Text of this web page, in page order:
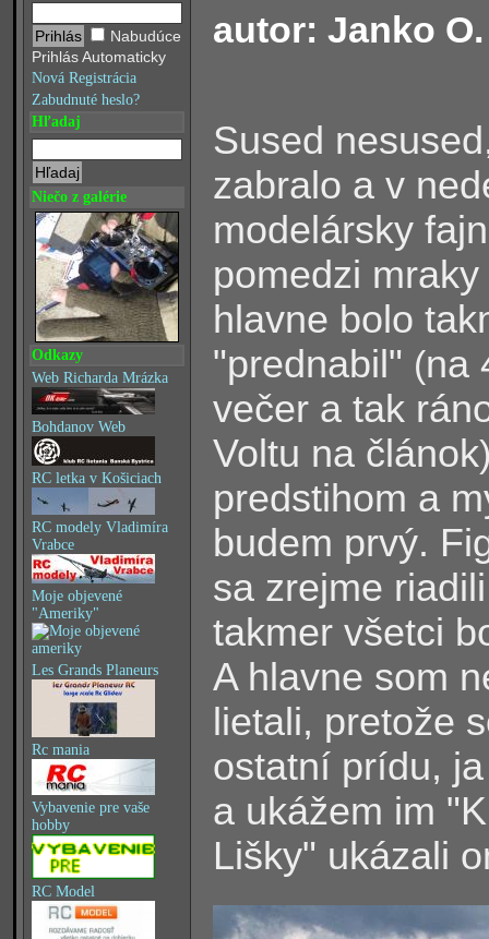
Nabudúce
Prihlás Automaticky
Nová Registrácia
Zabudnuté heslo?
Hľadaj
Niečo z galérie
Odkazy
Web Richarda Mrázka
Bohdanov Web
RC letka v Košiciach
RC modely Vladimíra
Vrabce
Moje objevené
"Ameriky"
Les Grands Planeurs
Rc mania
Vybavenie pre vaše
hobby
RC Model
autor: Janko O.
Sused
zabralo a v
modelársky
pomedzi
hlavne bolo
"prednabil" (na
večer a tak
Voltu na článok
predstihom a
budem prvý.
sa zrejme
takmer všetci
A hlavne som
lietali, pretože
ostatní prídu,
a ukážem im
Lišky" ukázali